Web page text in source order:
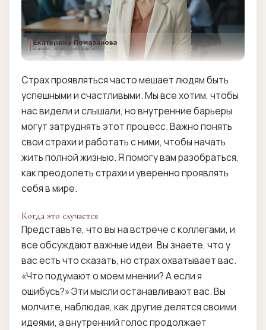
Страх проявляться часто мешает людям быть
успешными и счастливыми. Мы все хотим, чтобы
нас видели и слышали, но внутренние барьеры
могут затруднять этот процесс. Важно понять
свои страхи и работать с ними, чтобы начать
жить полной жизнью. Я помогу вам разобраться,
как преодолеть страхи и уверенно проявлять
себя в мире.
Когда это случается
Представьте, что вы на встрече с коллегами, и
все обсуждают важные идеи. Вы знаете, что у
вас есть что сказать, но страх охватывает вас.
«Что подумают о моем мнении? А если я
ошибусь?» Эти мысли останавливают вас. Вы
молчите, наблюдая, как другие делятся своими
идеями, а внутренний голос продолжает